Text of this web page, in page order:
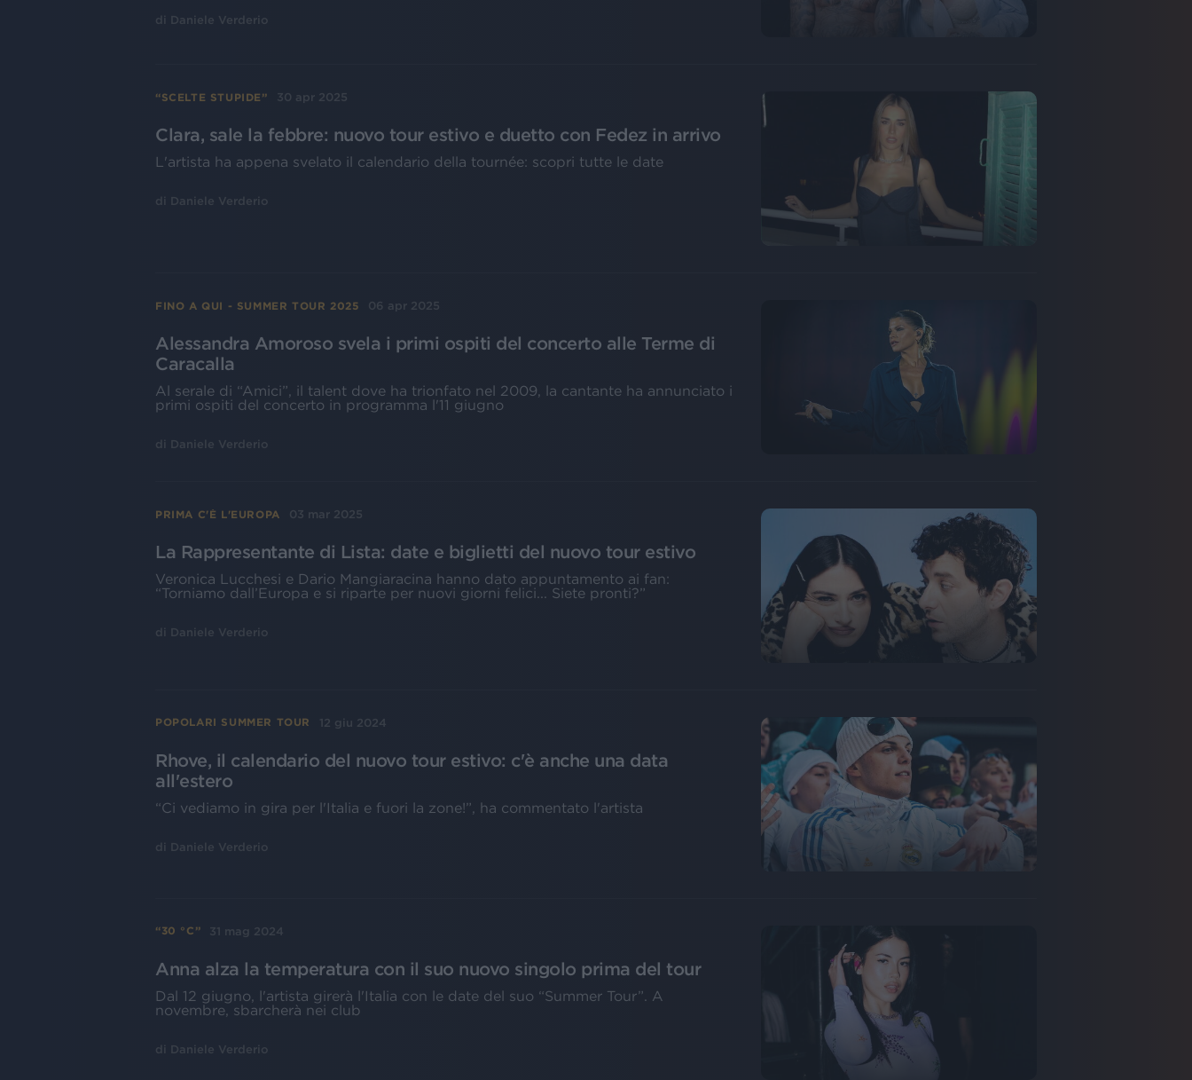
di Daniele Verderio
“SCELTE STUPIDE” 30 apr 2025
Clara, sale la febbre: nuovo tour estivo e duetto con Fedez in arrivo
L'artista ha appena svelato il calendario della tournée: scopri tutte le date
di Daniele Verderio
FINO A QUI - SUMMER TOUR 2025 06 apr 2025
Alessandra Amoroso svela i primi ospiti del concerto alle Terme di
Caracalla
Al serale di “Amici”, il talent dove ha trionfato nel 2009, la cantante ha annunciato i
primi ospiti del concerto in programma l'11 giugno
di Daniele Verderio
PRIMA C'È L'EUROPA 03 mar 2025
La Rappresentante di Lista: date e biglietti del nuovo tour estivo
Veronica Lucchesi e Dario Mangiaracina hanno dato appuntamento ai fan:
“Torniamo dall’Europa e si riparte per nuovi giorni felici... Siete pronti?”
di Daniele Verderio
POPOLARI SUMMER TOUR 12 giu 2024
Rhove, il calendario del nuovo tour estivo: c'è anche una data
all'estero
“Ci vediamo in gira per l'Italia e fuori la zone!”, ha commentato l'artista
di Daniele Verderio
“30 °C” 31 mag 2024
Anna alza la temperatura con il suo nuovo singolo prima del tour
Dal 12 giugno, l'artista girerà l'Italia con le date del suo “Summer Tour”. A
novembre, sbarcherà nei club
di Daniele Verderio